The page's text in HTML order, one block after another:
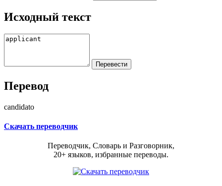
Исходный текст
Перевод
candidato
Скачать переводчик
Переводчик, Словарь и Разговорник,
20+ языков, избранные переводы.